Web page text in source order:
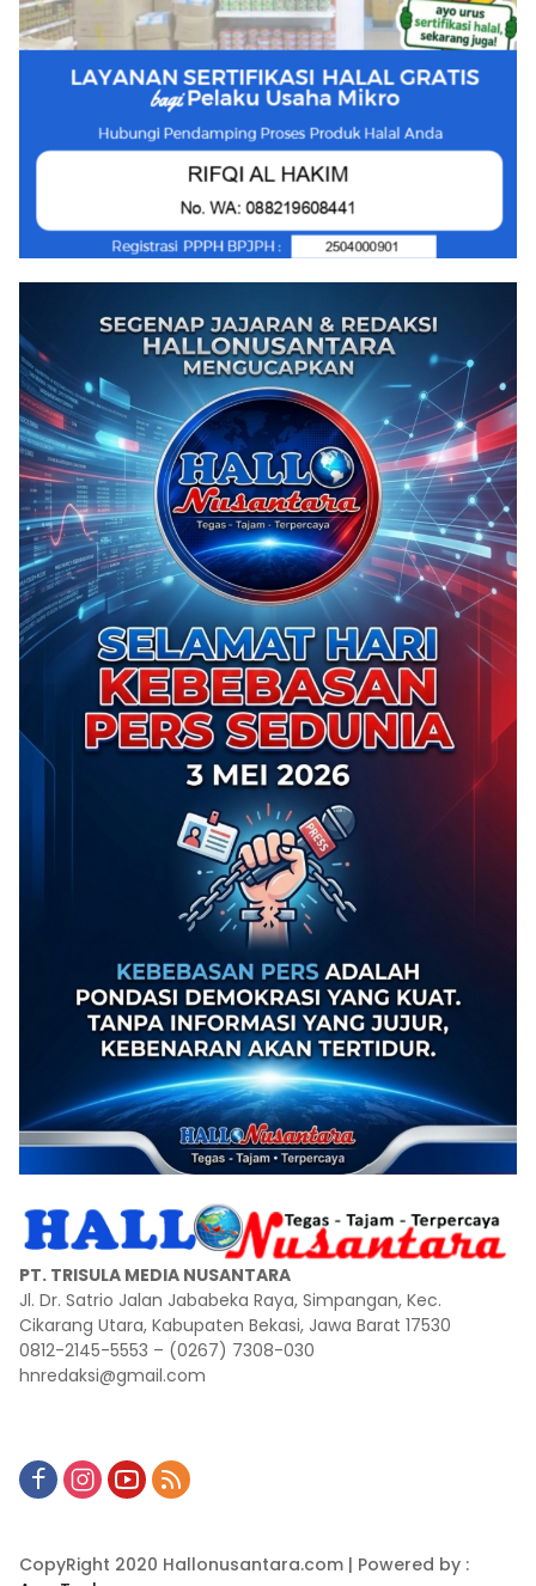
PT. TRISULA MEDIA NUSANTARA
Jl. Dr. Satrio Jalan Jababeka Raya, Simpangan, Kec.
Cikarang Utara, Kabupaten Bekasi, Jawa Barat 17530
0812-2145-5553 – (0267) 7308-030
hnredaksi@gmail.com
CopyRight 2020 Hallonusantara.com | Powered by :